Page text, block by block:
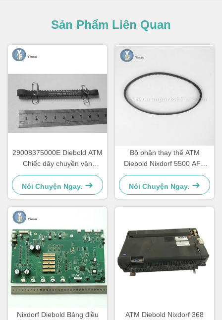
Sản Phẩm Liên Quan
29008375000E Diebold ATM
Chiếc dây chuyền vận
chuyển dây chuyền 67T
Nói Chuyện Ngay.
Bộ phận thay thế ATM
Diebold Nixdorf 5500 AFD
445T Vành đai vận chuyển
2900837500AH
Nói Chuyện Ngay.
Nixdorf Diebold Bảng điều
ATM Diebold Nixdorf 368